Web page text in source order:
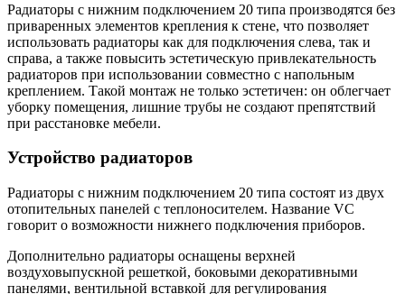
Радиаторы с нижним подключением 20 типа производятся без
приваренных элементов крепления к стене, что позволяет
использовать радиаторы как для подключения слева, так и
справа, а также повысить эстетическую привлекательность
радиаторов при использовании совместно с напольным
креплением. Такой монтаж не только эстетичен: он облегчает
уборку помещения, лишние трубы не создают препятствий
при расстановке мебели.
Устройство радиаторов
Радиаторы с нижним подключением 20 типа состоят из двух
отопительных панелей с теплоносителем. Название VC
говорит о возможности нижнего подключения приборов.
Дополнительно радиаторы оснащены верхней
воздуховыпускной решеткой, боковыми декоративными
панелями, вентильной вставкой для регулирования